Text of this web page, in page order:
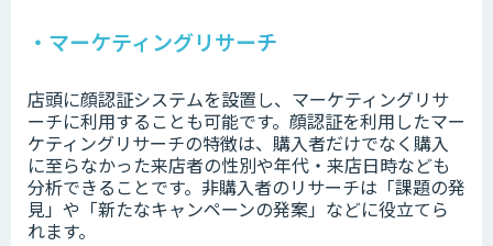
・マーケティングリサーチ
店頭に顔認証システムを設置し、マーケティングリサ
ーチに利用することも可能です。顔認証を利用したマー
ケティングリサーチの特徴は、購入者だけでなく購入
に至らなかった来店者の性別や年代・来店日時なども
分析できることです。非購入者のリサーチは「課題の発
見」や「新たなキャンペーンの発案」などに役立てら
れます。